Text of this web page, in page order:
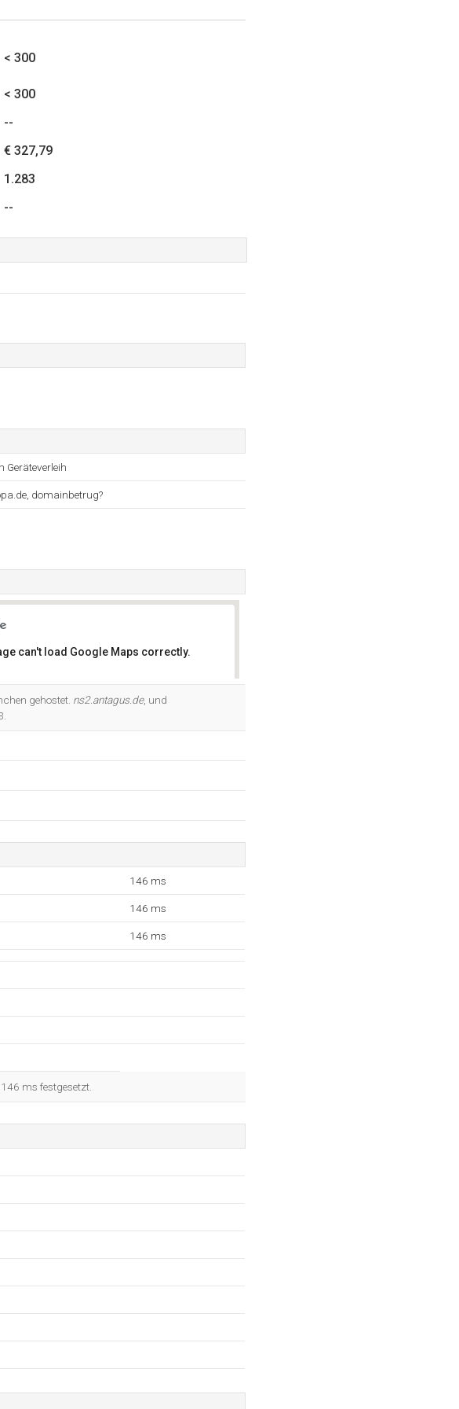
< 300
< 300
--
€ 327,79
1.283
--
Geräteverleih
domainbetrug?
can't load Google Maps correctly.
gehostet. ns2.antagus.de, und
146 ms
146 ms
146 ms
ms festgesetzt.